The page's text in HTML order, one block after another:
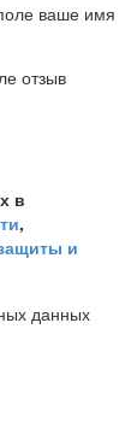
ваше имя
отзыв
в
,
и
данных